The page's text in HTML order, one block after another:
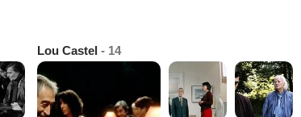
Lou Castel - 14